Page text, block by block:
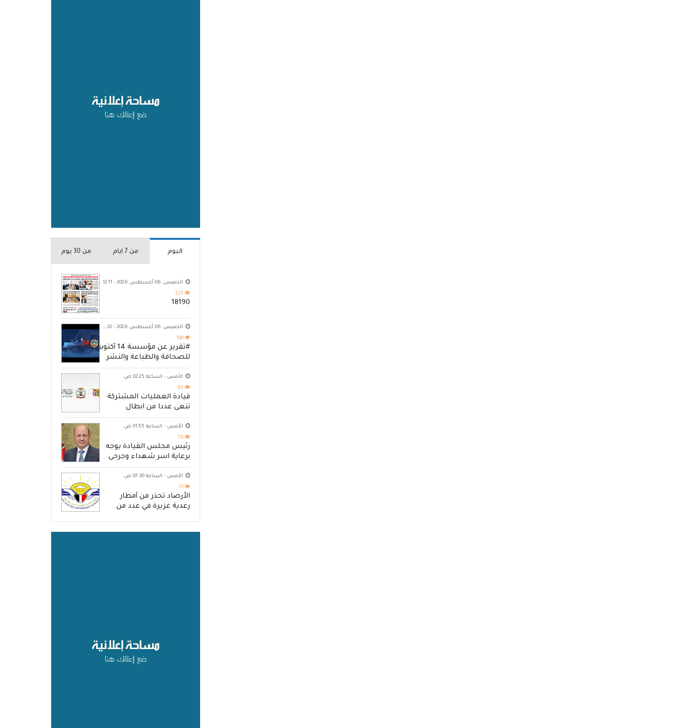
اليوم من 7 ايام من 30 يوم
الخميس, 06 أغسطس 2026 - 12:11 ص
225
18190
الخميس, 06 أغسطس 2026 - 10:32 م
100
#تقرير عن مؤسسة 14 أكتوبر
للصحافة والطباعة والنشر
الأمس - الساعة 02:25 ص
82
قيادة العمليات المشتركة
تنعى عددا من ابطال
القوات المسلحة
الأمس - الساعة 01:55 ص
78
رئيس مجلس القيادة يوجه
برعاية اسر شهداء وجرحى
الهجوم الإرهابي الحوثي
والرد الحازم على مصدر
التهديد
الأمس - الساعة 07:30 ص
71
الأرصاد تحذّر من أمطار
رعدية غزيرة في عدد من